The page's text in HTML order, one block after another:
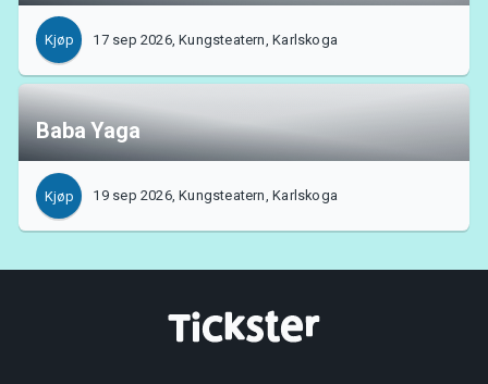
Kjøp 17 sep 2026, Kungsteatern, Karlskoga
Baba Yaga
Kjøp 19 sep 2026, Kungsteatern, Karlskoga